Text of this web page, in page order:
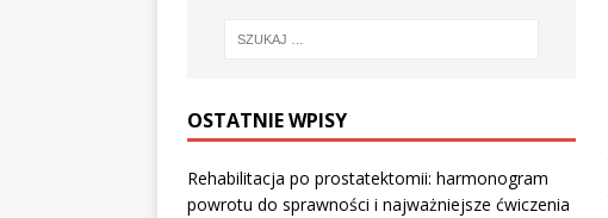
OSTATNIE WPISY
Rehabilitacja po prostatektomii: harmonogram
powrotu do sprawności i najważniejsze ćwiczenia